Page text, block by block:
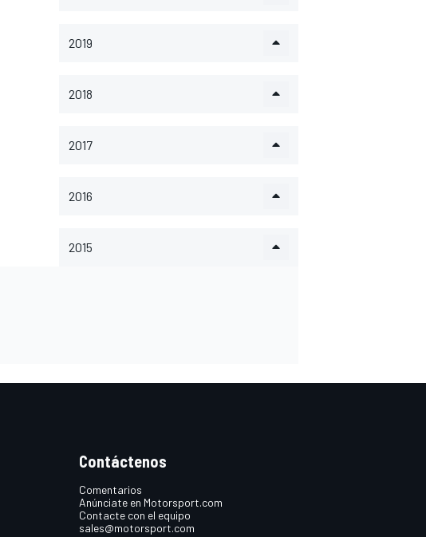
2019
2018
2017
2016
2015
Contáctenos
Comentarios
Anúnciate en Motorsport.com
Contacte con el equipo
sales@motorsport.com